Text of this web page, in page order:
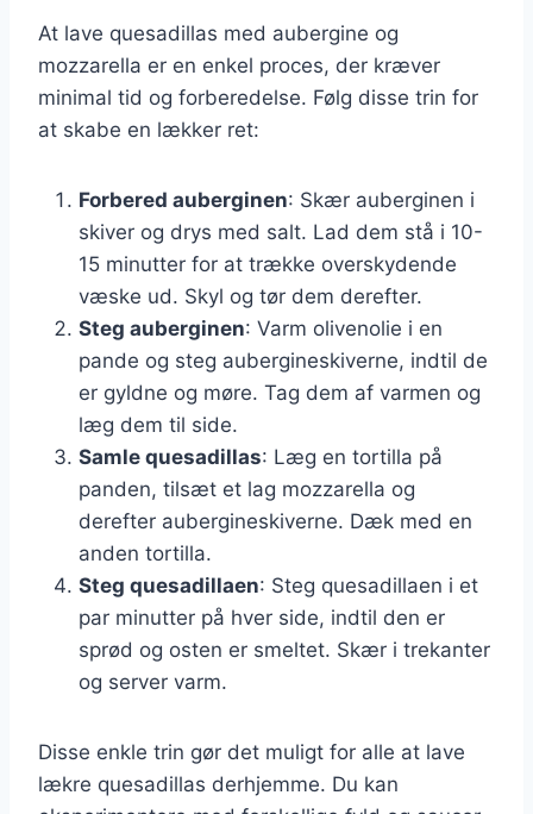
At lave quesadillas med aubergine og
mozzarella er en enkel proces, der kræver
minimal tid og forberedelse. Følg disse trin for
at skabe en lækker ret:
Forbered auberginen: Skær auberginen i
skiver og drys med salt. Lad dem stå i 10-
15 minutter for at trække overskydende
væske ud. Skyl og tør dem derefter.
Steg auberginen: Varm olivenolie i en
pande og steg aubergineskiverne, indtil de
er gyldne og møre. Tag dem af varmen og
læg dem til side.
Samle quesadillas: Læg en tortilla på
panden, tilsæt et lag mozzarella og
derefter aubergineskiverne. Dæk med en
anden tortilla.
Steg quesadillaen: Steg quesadillaen i et
par minutter på hver side, indtil den er
sprød og osten er smeltet. Skær i trekanter
og server varm.
Disse enkle trin gør det muligt for alle at lave
lækre quesadillas derhjemme. Du kan